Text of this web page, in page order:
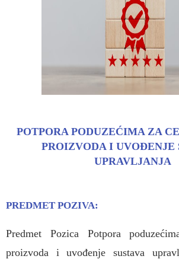
POTPORA PODUZEĆIMA ZA
PROIZVODA I UVOĐENJE
UPRAVLJANJA
PREDMET POZIVA:
Predmet Pozica Potpora
proizvoda i uvođenje sustava